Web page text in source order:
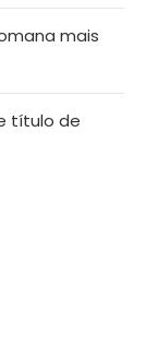
mais
título de